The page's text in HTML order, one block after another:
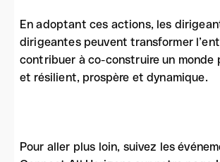
En adoptant ces actions, les
dirigeantes peuvent transformer
contribuer à co-construire un monde
et résilient, prospère et dynamique.
Pour aller plus loin, suivez les